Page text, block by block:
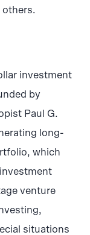
others.
investment
by
Paul G.
long-
which
venture
situations